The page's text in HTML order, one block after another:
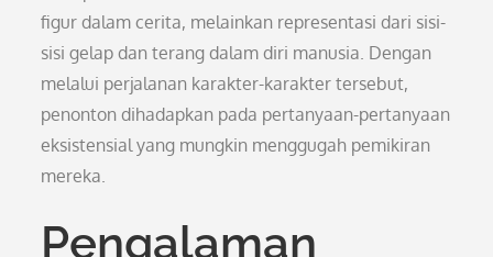
figur dalam cerita, melainkan representasi dari sisi-
sisi gelap dan terang dalam diri manusia. Dengan
melalui perjalanan karakter-karakter tersebut,
penonton dihadapkan pada pertanyaan-pertanyaan
eksistensial yang mungkin menggugah pemikiran
mereka.
Pengalaman